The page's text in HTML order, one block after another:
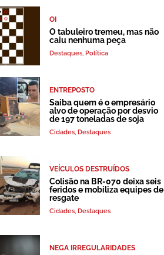
OI
O tabuleiro tremeu, mas não
caiu nenhuma peça
Destaques, Política
ENTREPOSTO
Saiba quem é o empresário
alvo de operação por desvio
de 197 toneladas de soja
Cidades, Destaques
VEÍCULOS DESTRUÍDOS
Colisão na BR-070 deixa seis
feridos e mobiliza equipes de
resgate
Cidades, Destaques
NEGA IRREGULARIDADES